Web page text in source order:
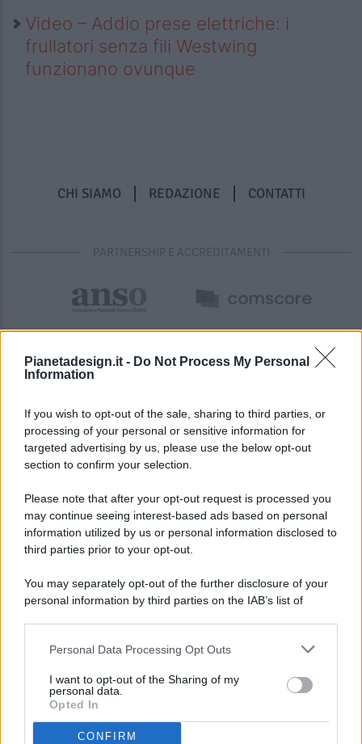
Pianetadesign.it - Do Not Process My Personal
Information
If you wish to opt-out of the sale, sharing to third parties, or
processing of your personal or sensitive information for
targeted advertising by us, please use the below opt-out
section to confirm your selection.
Please note that after your opt-out request is processed you
may continue seeing interest-based ads based on personal
information utilized by us or personal information disclosed to
third parties prior to your opt-out.
You may separately opt-out of the further disclosure of your
personal information by third parties on the IAB’s list of
This information may also be disclosed by us to third parties
disclose it to other third parties.
Personal Data Processing Opt Outs
I want to opt-out of the Sharing of my
personal data.
Opted In
CONFIRM
Video – Addio prese elettriche: i
frullatori senza fili Westwing
funzionano ovunque
CHI SIAMO REDAZIONE CONTATTI
PARTNERSHIP E ACCREDITAMENTI
© 2026 - Pianeta Design - P.IVA 04827280654 - Testata
Registrata Al Tribunale Di Nocera Inferiore N. 8/2020 - RG N.
ISCRIZIONE AL ROC N. 35792 – ISCRITTA ALL’ANSO
(ASSOCIAZIONE NAZIONALE STAMPA ONLINE)
PREFERENZE PRIVACY